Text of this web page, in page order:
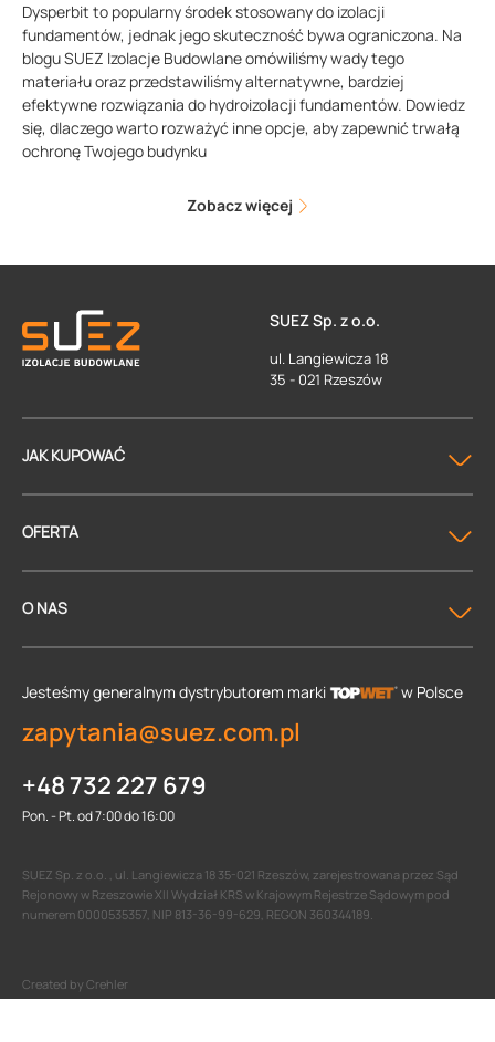
Dysperbit to popularny środek stosowany do izolacji
fundamentów, jednak jego skuteczność bywa ograniczona. Na
blogu SUEZ Izolacje Budowlane omówiliśmy wady tego
materiału oraz przedstawiliśmy alternatywne, bardziej
efektywne rozwiązania do hydroizolacji fundamentów. Dowiedz
się, dlaczego warto rozważyć inne opcje, aby zapewnić trwałą
ochronę Twojego budynku
Zobacz więcej
SUEZ Sp. z o.o.
ul. Langiewicza 18
35 - 021 Rzeszów
JAK KUPOWAĆ
OFERTA
O NAS
Jesteśmy generalnym dystrybutorem marki w Polsce
zapytania@suez.com.pl
+48 732 227 679
Pon. - Pt. od 7:00 do 16:00
SUEZ Sp. z o.o. , ul. Langiewicza 18 35-021 Rzeszów, zarejestrowana przez Sąd
Rejonowy w Rzeszowie XII Wydział KRS w Krajowym Rejestrze Sądowym pod
numerem 0000535357, NIP 813-36-99-629, REGON 360344189.
Created by Crehler